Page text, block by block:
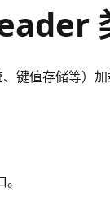
键值存储等）加